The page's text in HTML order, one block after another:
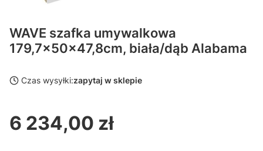
WAVE szafka umywalkowa
179,7x50x47,8cm, biała/dąb Alabama
Czas wysyłki:zapytaj w sklepie
Cena
6 234,00 zł